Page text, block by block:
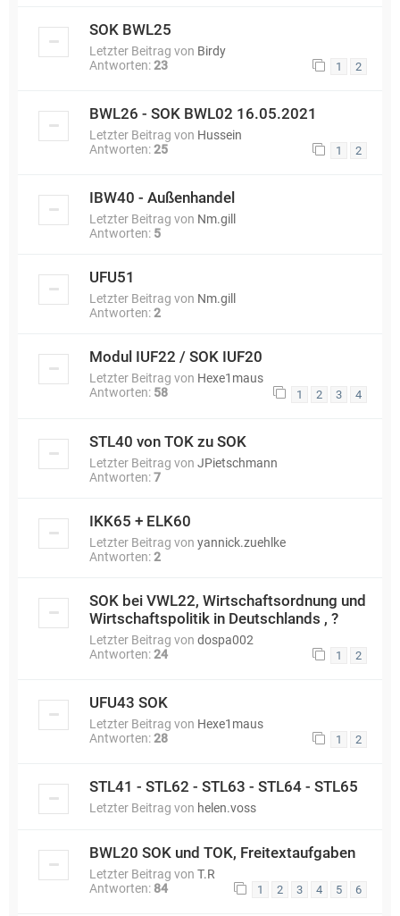
SOK BWL25
Letzter Beitrag von Birdy
Antworten:23 1 2
BWL26 - SOK BWL02 16.05.2021
Letzter Beitrag von Hussein
Antworten:25 1 2
IBW40 - Außenhandel
Letzter Beitrag von Nm.gill
Antworten: 5
UFU51
Letzter Beitrag von Nm.gill
Antworten:2
Modul IUF22 / SOK IUF20
Letzter Beitrag von Hexe1maus
Antworten: 58 1 2 3 4
STL40 von TOK zu SOK
Letzter Beitrag von JPietschmann
Antworten:7
IKK65 + ELK60
Letzter Beitrag von yannick.zuehlke
Antworten:2
SOK bei VWL22, Wirtschaftsordnung und
Wirtschaftspolitik in Deutschlands , ?
Letzter Beitrag von dospa002
Antworten:24 1 2
UFU43 SOK
Letzter Beitrag von Hexe1maus
Antworten:28 1 2
STL41 - STL62 - STL63 - STL64 - STL65
Letzter Beitrag von helen.voss
BWL20 SOK und TOK, Freitextaufgaben
Letzter Beitrag von T.R
Antworten: 84 1 2 3 4 5 6